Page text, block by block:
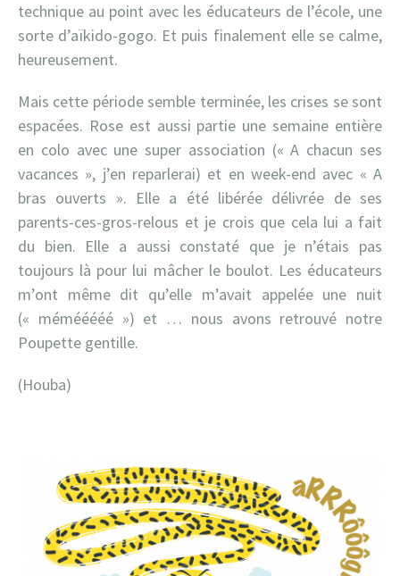
technique au point avec les éducateurs de l’école, une
sorte d’aïkido-gogo. Et puis finalement elle se calme,
heureusement.
Mais cette période semble terminée, les crises se sont
espacées. Rose est aussi partie une semaine entière
en colo avec une super association (« A chacun ses
vacances », j’en reparlerai) et en week-end avec « A
bras ouverts ». Elle a été libérée délivrée de ses
parents-ces-gros-relous et je crois que cela lui a fait
du bien. Elle a aussi constaté que je n’étais pas
toujours là pour lui mâcher le boulot. Les éducateurs
m’ont même dit qu’elle m’avait appelée une nuit
(« mémééééé ») et … nous avons retrouvé notre
Poupette gentille.
(Houba)